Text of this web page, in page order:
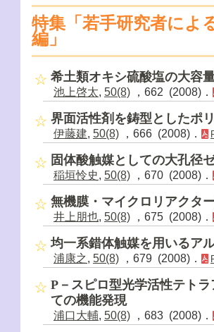
特集「若手研究者によ
編」
希土類オキシ硫酸塩の大容
池上啓太, 50(8) ，662 (2008)．
界面活性剤を鋳型としたポ
伊藤建, 50(8) ，666 (2008)．
固体酸触媒としての大孔径
稲垣怜史, 50(8) ，670 (2008)．
無機膜・マイクロリアクタ
井上朋也, 50(8) ，675 (2008)．
均一系錯体触媒を用いるア
浦康之, 50(8) ，679 (2008)．
P－スピロ型光学活性テト
ての機能発現
浦口大輔, 50(8) ，683 (2008)．